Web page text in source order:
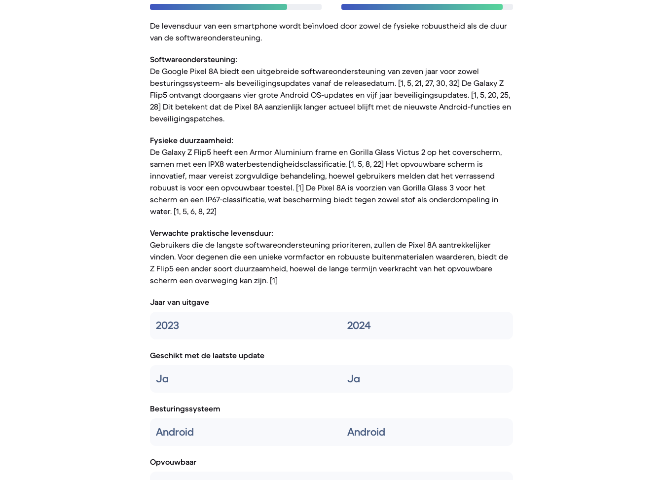
De levensduur van een smartphone wordt beïnvloed door zowel de fysieke robuustheid als de duur
van de softwareondersteuning.
Softwareondersteuning:
De Google Pixel 8A biedt een uitgebreide softwareondersteuning van zeven jaar voor zowel
besturingssysteem- als beveiligingsupdates vanaf de releasedatum. [1, 5, 21, 27, 30, 32] De Galaxy Z
Flip5 ontvangt doorgaans vier grote Android OS-updates en vijf jaar beveiligingsupdates. [1, 5, 20, 25,
28] Dit betekent dat de Pixel 8A aanzienlijk langer actueel blijft met de nieuwste Android-functies en
beveiligingspatches.
Fysieke duurzaamheid:
De Galaxy Z Flip5 heeft een Armor Aluminium frame en Gorilla Glass Victus 2 op het coverscherm,
samen met een IPX8 waterbestendigheidsclassificatie. [1, 5, 8, 22] Het opvouwbare scherm is
innovatief, maar vereist zorgvuldige behandeling, hoewel gebruikers melden dat het verrassend
robuust is voor een opvouwbaar toestel. [1] De Pixel 8A is voorzien van Gorilla Glass 3 voor het
scherm en een IP67-classificatie, wat bescherming biedt tegen zowel stof als onderdompeling in
water. [1, 5, 6, 8, 22]
Verwachte praktische levensduur:
Gebruikers die de langste softwareondersteuning prioriteren, zullen de Pixel 8A aantrekkelijker
vinden. Voor degenen die een unieke vormfactor en robuuste buitenmaterialen waarderen, biedt de
Z Flip5 een ander soort duurzaamheid, hoewel de lange termijn veerkracht van het opvouwbare
scherm een overweging kan zijn. [1]
Jaar van uitgave
2023 2024
Geschikt met de laatste update
Ja Ja
Besturingssysteem
Android Android
Opvouwbaar